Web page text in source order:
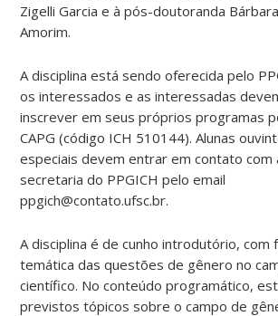
Zigelli Garcia e à pós-doutoranda
Amorim.
A disciplina está sendo oferecida pelo
os interessados e as interessadas
inscrever em seus próprios programas
CAPG (código ICH 510144). Alunas
especiais devem entrar em contato com
secretaria do PPGICH pelo email
ppgich@contato.ufsc.br.
A disciplina é de cunho introdutório, com
temática das questões de gênero no
científico. No conteúdo programático,
previstos tópicos sobre o campo de